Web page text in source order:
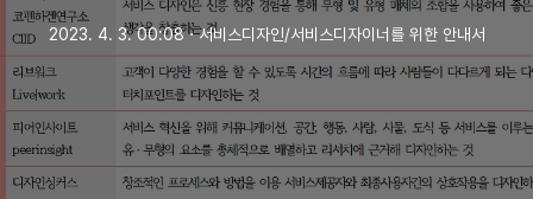
2023. 4. 3. 00:08ㆍ서비스디자인/서비스디자이너를 위한 안내서